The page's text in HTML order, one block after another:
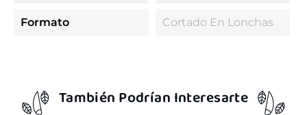
Formato Cortado En Lonchas
También Podrían Interesarte